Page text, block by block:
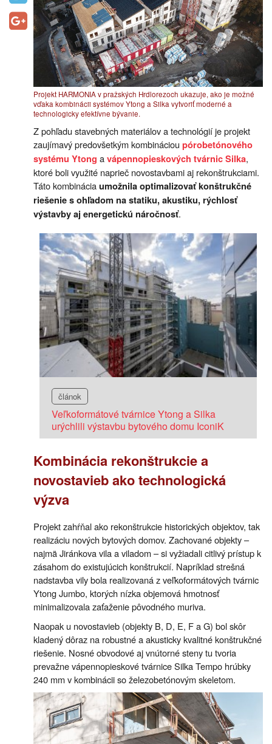
Projekt HARMONIA v pražských Hrdlorezoch ukazuje, ako je možné
vďaka kombinácii systémov Ytong a Silka vytvoriť moderné a
technologicky efektívne bývanie.
Z pohľadu stavebných materiálov a technológií je projekt
zaujímavý predovšetkým kombináciou pórobetónového
systému Ytong avápennopieskových tvárnic Silka,
ktoré boli využité naprieč novostavbami aj rekonštrukciami.
Táto kombináciaumožnila optimalizovať konštrukčné
riešenie s ohľadom na statiku, akustiku, rýchlosť
výstavby aj energetickú náročnosť.
článok
Veľkoformátové tvárnice Ytong a Silka
urýchlili výstavbu bytového domu IconiK
Kombinácia rekonštrukcie a
novostavieb ako technologická
výzva
Projekt zahŕňal ako rekonštrukcie historických objektov, tak
realizáciu nových bytových domov. Zachované objekty –
najmä Jiránkova vila a viladom – si vyžiadali citlivý prístup k
zásahom do existujúcich konštrukcií. Napríklad strešná
nadstavba vily bola realizovaná z veľkoformátových tvárnic
Ytong Jumbo, ktorých nízka objemová hmotnosť
minimalizovala zaťaženie pôvodného muriva.
Naopak u novostavieb (objekty B, D, E, F a G) bol skôr
kladený dôraz na robustné a akusticky kvalitné konštrukčné
riešenie. Nosné obvodové aj vnútorné steny tu tvoria
prevažne vápennopieskové tvárnice Silka Tempo hrúbky
240 mm v kombinácii so železobetónovým skeletom.